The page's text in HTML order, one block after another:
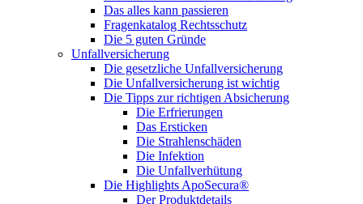
Das alles kann passieren
Fragenkatalog Rechtsschutz
Die 5 guten Gründe
Unfallversicherung
Die gesetzliche Unfallversicherung
Die Unfallversicherung ist wichtig
Die Tipps zur richtigen Absicherung
Die Erfrierungen
Das Ersticken
Die Strahlenschäden
Die Infektion
Die Unfallverhütung
Die Highlights ApoSecura®
Der Produktdetails